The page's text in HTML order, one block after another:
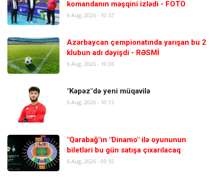
komandanın məşqini izlədi - FOTO
6 Aug, 2026 - 10:57
Azərbaycan çempionatında yarışan bu 2
klubun adı dəyişdi - RƏSMİ
6 Aug, 2026 - 10:36
"Kəpəz"də yeni müqavilə
6 Aug, 2026 - 10:15
"Qarabağ"ın "Dinamo" ilə oyununun
biletləri bu gün satışa çıxarılacaq
6 Aug, 2026 - 09:55